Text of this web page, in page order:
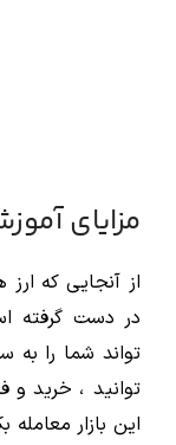
مزایای
از آنجایی که
در دست گرفته
تواند شما را
توانید ، خرید و
این بازار معامله